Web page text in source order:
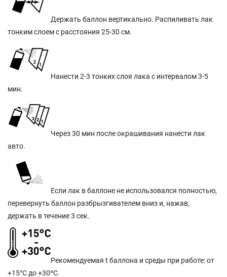
Держать баллон вертикально. Распиливать лак
тонким слоем с расстояния 25-30 см.
Нанести 2-3 тонких слоя лака с интервалом 3-5
мин.
Через 30 мин после окрашивания нанести лак
авто.
Если лак в баллоне не использовался полностью,
перевернуть баллон разбрызгивателем вниз и, нажав,
держать в течение 3 сек.
Рекомендуемая t баллона и среды при работе: от
+15°C до +30ºС.